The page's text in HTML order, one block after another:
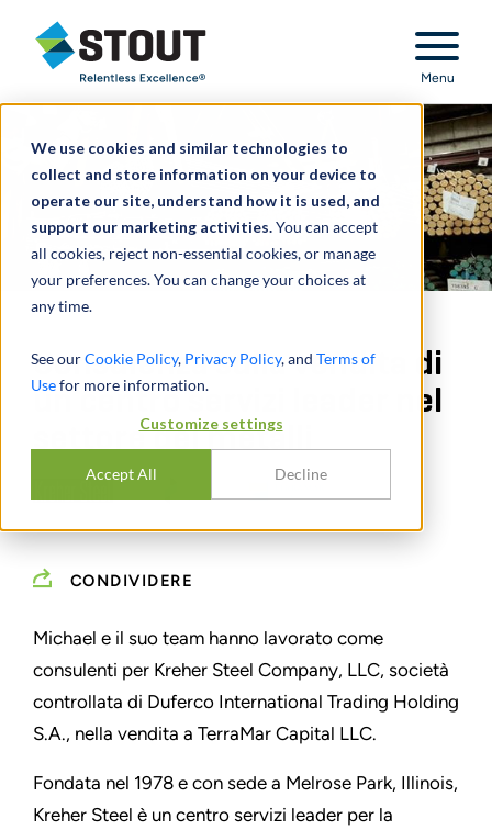
We use cookies and similar technologies to
collect and store information on your device to
operate our site, understand how it is used, and
support our marketing activities.You can accept
all cookies, reject non-essential cookies, or manage
your preferences. You can change your choices at
any time.
See ourCookie Policy, Privacy Policy, and Terms of
Usefor more information.
Customize settings
Accept All Decline
Stout Relentless Excellence
Menu
Consulenza sulla vendita di
un centro servizi leader nel
settore dei metalli
CONDIVIDERE
Michael e il suo team hanno lavorato come
consulenti per Kreher Steel Company, LLC, società
controllata di Duferco International Trading Holding
S.A., nella vendita a TerraMar Capital LLC.
Fondata nel 1978 e con sede a Melrose Park, Illinois,
Kreher Steel è un centro servizi leader per la